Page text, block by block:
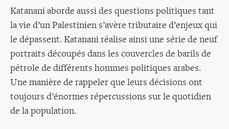
Katanani aborde aussi des questions politiques tant
la vie d’un Palestinien s’avère tributaire d’enjeux qui
le dépassent. Katanani réalise ainsi une série de neuf
portraits découpés dans les couvercles de barils de
pétrole de différents hommes politiques arabes.
Une manière de rappeler que leurs décisions ont
toujours d’énormes répercussions sur le quotidien
de la population.